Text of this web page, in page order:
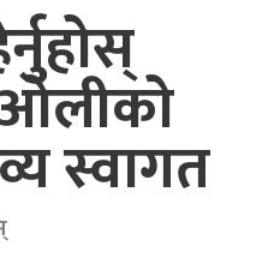
ओलीको
स्वागत